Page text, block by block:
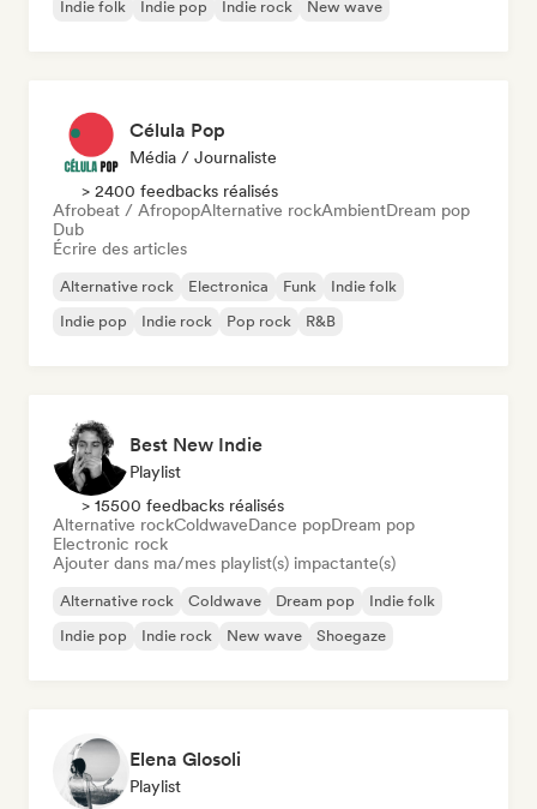
Indie folk
Indie pop Indie rock New wave
Célula Pop
Média / Journaliste
> 2400 feedbacks réalisés
Afrobeat / AfropopAlternative rockAmbientDream pop
Dub
Écrire des articles
Alternative rock Electronica Funk
Indie folk
Indie pop
Indie rock Pop rock R&B
Best New Indie
Playlist
> 15500 feedbacks réalisés
Alternative rockColdwaveDance popDream pop
Electronic rock
Ajouter dans ma/mes playlist(s) impactante(s)
Alternative rock Coldwave Dream pop
Indie folk
Indie pop
Indie rock New wave Shoegaze
Elena Glosoli
Playlist